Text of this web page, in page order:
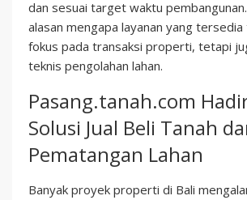
dan sesuai target waktu
alasan mengapa layanan yang tersedia
fokus pada transaksi properti, tetapi
teknis pengolahan lahan.
Pasang.tanah.com
Solusi Jual Beli Tanah
Pematangan Lahan
Banyak proyek properti di Bali